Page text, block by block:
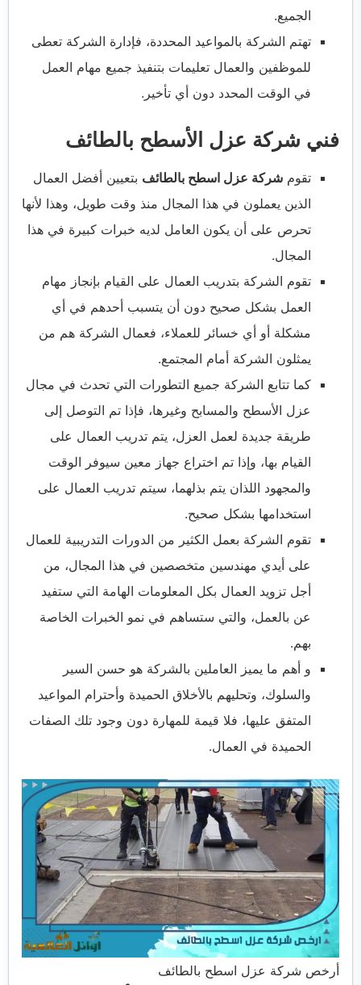
الجميع.
تهتم الشركة بالمواعيد المحددة، فإدارة الشركة تعطى
للموظفين والعمال تعليمات بتنفيذ جميع مهام العمل
في الوقت المحدد دون أي تأخير.
فني شركة عزل الأسطح بالطائف
تقوم شركة عزل اسطح بالطائف بتعيين أفضل العمال
الذين يعملون في هذا المجال منذ وقت طويل، وهذا لأنها
تحرص على أن يكون العامل لديه خبرات كبيرة في هذا
المجال.
تقوم الشركة بتدريب العمال على القيام بإنجاز مهام
العمل بشكل صحيح دون أن يتسبب أحدهم في أي
مشكلة أو أي خسائر للعملاء، فعمال الشركة هم من
يمثلون الشركة أمام المجتمع.
كما تتابع الشركة جميع التطورات التي تحدث في مجال
عزل الأسطح والمسابح وغيرها، فإذا تم التوصل إلى
طريقة جديدة لعمل العزل، يتم تدريب العمال على
القيام بها، وإذا تم اختراع جهاز معين سيوفر الوقت
والمجهود اللذان يتم بذلهما، سيتم تدريب العمال على
استخدامها بشكل صحيح.
تقوم الشركة بعمل الكثير من الدورات التدريبية للعمال
على أيدي مهندسين متخصصين في هذا المجال، من
أجل تزويد العمال بكل المعلومات الهامة التي ستفيد
عن بالعمل، والتي ستساهم في نمو الخبرات الخاصة
بهم.
و أهم ما يميز العاملين بالشركة هو حسن السير
والسلوك، وتحليهم بالأخلاق الحميدة وأحترام المواعيد
المتفق عليها، فلا قيمة للمهارة دون وجود تلك الصفات
الحميدة في العمال.
أرخص شركة عزل اسطح بالطائف